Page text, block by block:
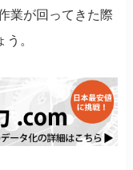
業が回ってきた際
。